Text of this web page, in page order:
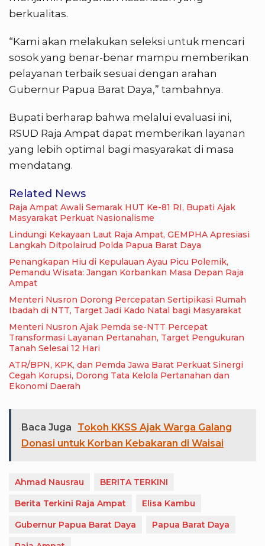
berkualitas.
“Kami akan melakukan seleksi untuk mencari
sosok yang benar-benar mampu memberikan
pelayanan terbaik sesuai dengan arahan
Gubernur Papua Barat Daya,” tambahnya.
Bupati berharap bahwa melalui evaluasi ini,
RSUD Raja Ampat dapat memberikan layanan
yang lebih optimal bagi masyarakat di masa
mendatang.
Related News
Raja Ampat Awali Semarak HUT Ke-81 RI, Bupati Ajak
Masyarakat Perkuat Nasionalisme
Lindungi Kekayaan Laut Raja Ampat, GEMPHA Apresiasi
Langkah Ditpolairud Polda Papua Barat Daya
Penangkapan Hiu di Kepulauan Ayau Picu Polemik,
Pemandu Wisata: Jangan Korbankan Masa Depan Raja
Ampat
Menteri Nusron Dorong Percepatan Sertipikasi Rumah
Ibadah di NTT, Target Jadi Kado Natal bagi Masyarakat
Menteri Nusron Ajak Pemda se-NTT Percepat
Transformasi Layanan Pertanahan, Target Pengukuran
Tanah Selesai 12 Hari
ATR/BPN, KPK, dan Pemda Jawa Barat Perkuat Sinergi
Cegah Korupsi, Dorong Tata Kelola Pertanahan dan
Ekonomi Daerah
Baca Juga
Tokoh KKSS Ajak Warga Galang
Donasi untuk Korban Kebakaran di Waisai
Ahmad Nausrau
BERITA TERKINI
Berita Terkini Raja Ampat
Elisa Kambu
Gubernur Papua Barat Daya
Papua Barat Daya